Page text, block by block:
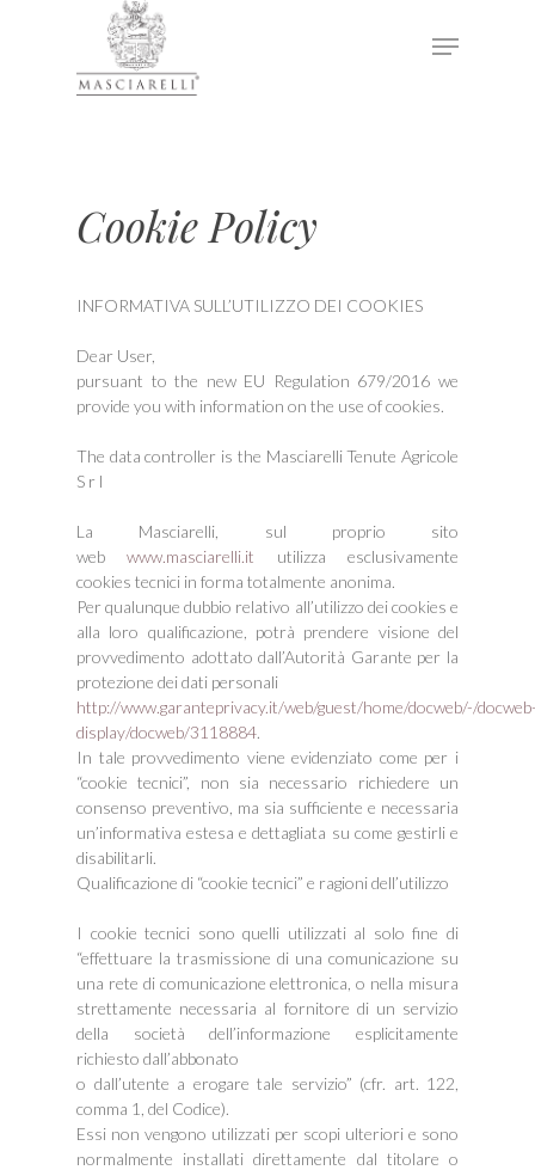
Cookie Policy
INFORMATIVA SULL’UTILIZZO DEI COOKIES
Dear User,
pursuant to the new EU Regulation 679/2016 we
provide you with information on the use of cookies.
The data controller is the Masciarelli Tenute Agricole
S r l
La Masciarelli, sul proprio sito
webwww.masciarelli.it utilizza esclusivamente
cookies tecnici in forma totalmente anonima.
Per qualunque dubbio relativo all’utilizzo dei cookies e
alla loro qualificazione, potrà prendere visione del
provvedimento adottato dall’Autorità Garante per la
protezione dei dati personali
http://www.garanteprivacy.it/web/guest/home/docweb/-/
display/docweb/3118884.
In tale provvedimento viene evidenziato come per i
“cookie tecnici”, non sia necessario richiedere un
consenso preventivo, ma sia sufficiente e necessaria
un’informativa estesa e dettagliata su come gestirli e
disabilitarli.
Qualificazione di “cookie tecnici” e ragioni dell’utilizzo
I cookie tecnici sono quelli utilizzati al solo fine di
“effettuare la trasmissione di una comunicazione su
una rete di comunicazione elettronica, o nella misura
strettamente necessaria al fornitore di un servizio
della società dell’informazione esplicitamente
richiesto dall’abbonato
o dall’utente a erogare tale servizio” (cfr. art. 122,
comma 1, del Codice).
Essi non vengono utilizzati per scopi ulteriori e sono
normalmente installati direttamente dal titolare o